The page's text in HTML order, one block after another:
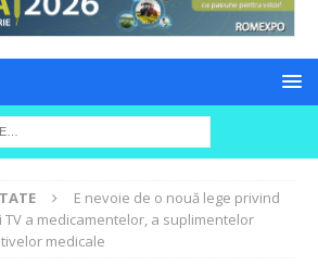
E nevoie de o nouă lege privind
a medicamentelor, a suplimentelor
medicale